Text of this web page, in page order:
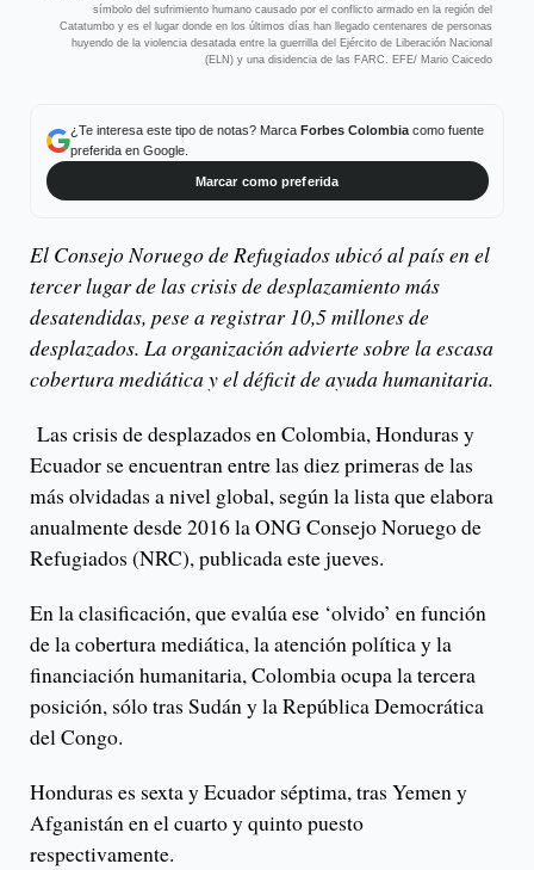
símbolo del sufrimiento humano causado por el conflicto armado en la región del
Catatumbo y es el lugar donde en los últimos días han llegado centenares de personas
huyendo de la violencia desatada entre la guerrilla del Ejército de Liberación Nacional
(ELN) y una disidencia de las FARC. EFE/ Mario Caicedo
¿Te interesa este tipo de notas? Marca Forbes Colombiacomo fuente
preferida en Google.
Marcar como preferida
El Consejo Noruego de Refugiados ubicó al país en el
tercer lugar de las crisis de desplazamiento más
desatendidas, pese a registrar 10,5 millones de
desplazados. La organización advierte sobre la escasa
cobertura mediática y el déficit de ayuda humanitaria.
Las crisis de desplazados en Colombia, Honduras y
Ecuador se encuentran entre las diez primeras de las
más olvidadas a nivel global, según la lista que elabora
anualmente desde 2016 la ONG Consejo Noruego de
Refugiados (NRC), publicada este jueves.
En la clasificación, que evalúa ese ‘olvido’ en función
de la cobertura mediática, la atención política y la
financiación humanitaria, Colombia ocupa la tercera
posición, sólo tras Sudán y la República Democrática
del Congo.
Honduras es sexta y Ecuador séptima, tras Yemen y
Afganistán en el cuarto y quinto puesto
respectivamente.